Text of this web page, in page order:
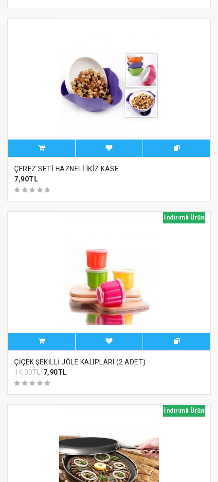
ÇEREZ SETİ HAZNELİ İKİZ KASE
7,90TL
İndirimli Ürün
ÇİÇEK ŞEKİLLİ JÖLE KALIPLARI (2 ADET)
14,00TL 7,90TL
İndirimli Ürün